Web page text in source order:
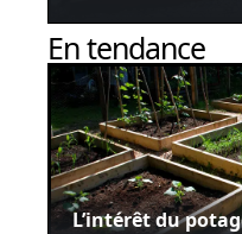
En tendance
L’intérêt du